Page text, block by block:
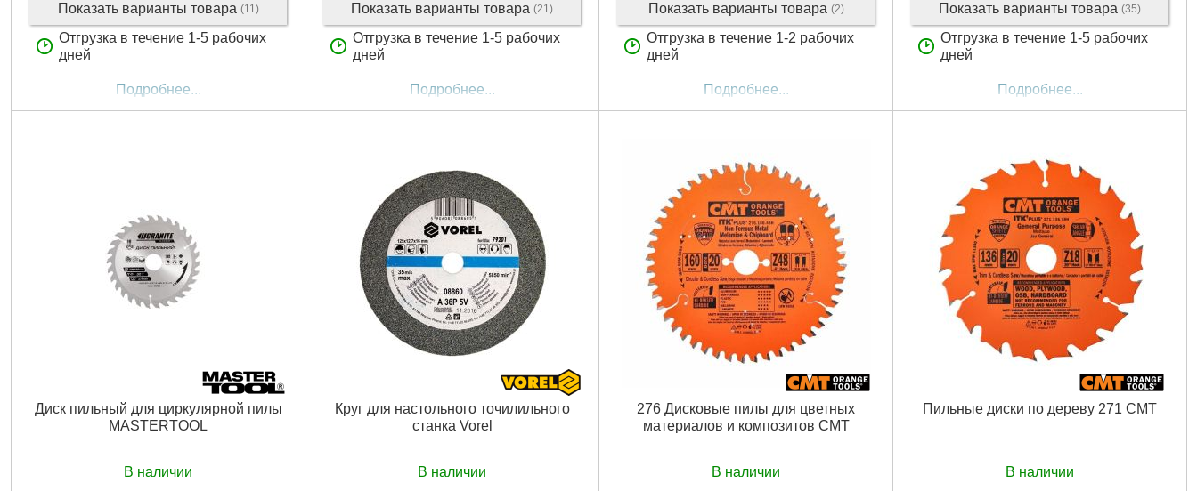
Показать варианты товара (11)
Отгрузка в течение 1-5 рабочих
дней
Подробнее...
Показать варианты товара (21)
Отгрузка в течение 1-5 рабочих
дней
Подробнее...
Показать варианты товара (2)
Отгрузка в течение 1-2 рабочих
дней
Подробнее...
Показать варианты товара (35)
Отгрузка в течение 1-5 рабочих
дней
Подробнее...
Диск пильный для циркулярной пилы
MASTERTOOL
В наличии
Круг для настольного точилильного
станка Vorel
В наличии
276 Дисковые пилы для цветных
материалов и композитов CMT
В наличии
Пильные диски по дереву 271 CMT
В наличии